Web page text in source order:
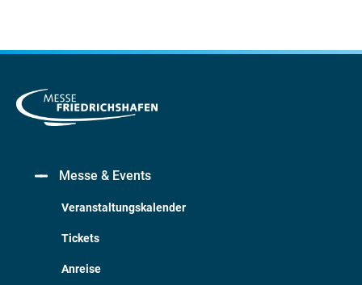
Messe & Events
Veranstaltungskalender
Tickets
Anreise